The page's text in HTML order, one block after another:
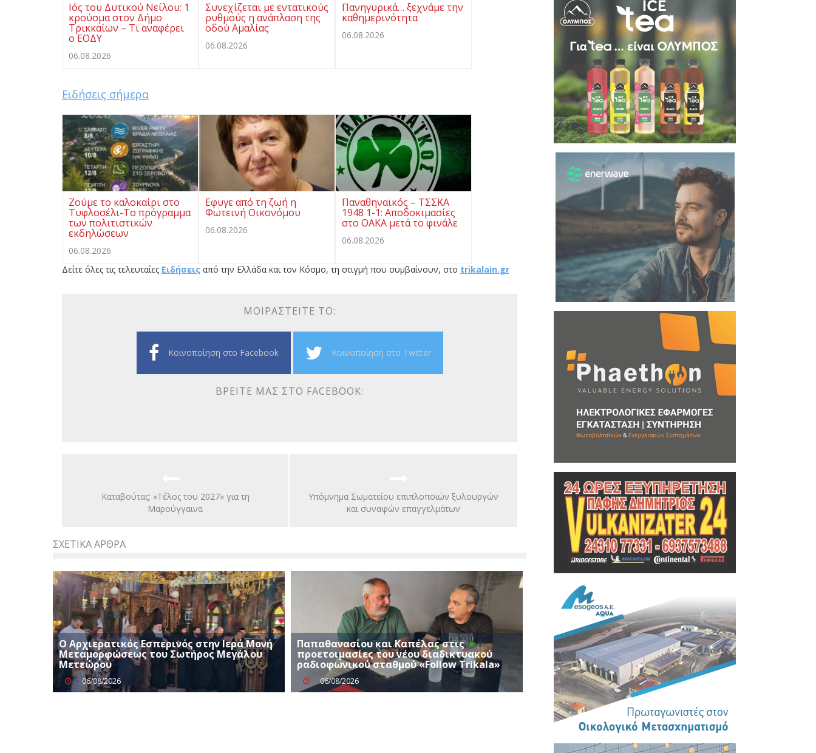
Ιός του Δυτικού Νείλου: 1
κρούσμα στον Δήμο
Τρικκαίων – Τι αναφέρει
ο ΕΟΔΥ
06.08.2026
Συνεχίζεται με εντατικούς
ρυθμούς η ανάπλαση της
οδού Αμαλίας
06.08.2026
Πανηγυρικά… ξεχνάμε την
καθημερινότητα
06.08.2026
Ειδήσεις σήμερα
Ζούμε το καλοκαίρι στο
Τυφλοσέλι-Το πρόγραμμα
των πολιτιστικών
εκδηλώσεων
06.08.2026
Eφυγε από τη ζωή η
Φωτεινή Οικονόμου
06.08.2026
Παναθηναϊκός – ΤΣΣΚΑ
1948 1-1: Αποδοκιμασίες
στο ΟΑΚΑ μετά το φινάλε
06.08.2026
Δείτε όλες τις τελευταίες Ειδήσεις από την Ελλάδα και τον Κόσμο, τη στιγμή που συμβαίνουν, στο trikalain.gr
ΜΟΙΡΑΣΤΕΊΤΕ ΤΟ:
Κοινοποίηση στο Facebook Κοινοποίηση στο Twitter
ΒΡΕΊΤΕ ΜΑΣ ΣΤΟ FACEBOOK:
Καταβούτας: «Τέλος του 2027» για τη
Μαρούγγαινα
Υπόμνημα Σωματείου επιπλοποιών ξυλουργών
και συναφών επαγγελμάτων
ΣΧΕΤΙΚΆ ΆΡΘΡΑ
Ο Αρχιερατικός Εσπερινός στην Ιερά Μονή
Μεταμορφώσεως του Σωτήρος Μεγάλου
Μετεώρου
06/08/2026
Παπαθανασίου και Καπέλας στις
προετοιμασίες του νέου διαδικτυακού
ραδιοφωνικού σταθμού «Follow Trikala»
06/08/2026